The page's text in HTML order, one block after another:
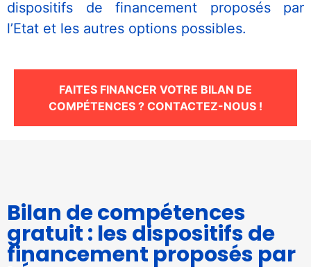
dispositifs de financement proposés par
l’Etat et les autres options possibles.
FAITES FINANCER VOTRE BILAN DE
COMPÉTENCES ? CONTACTEZ-NOUS !
Bilan de compétences
gratuit : les dispositifs de
financement proposés par
Nécessaire
Ces cookies ne
sont pas
facultatifs. Ils
Statistiques
Afin que nous
puissions